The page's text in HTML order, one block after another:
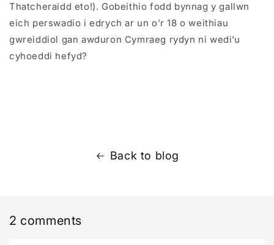
Thatcheraidd eto!). Gobeithio fodd bynnag y gallwn
eich perswadio i edrych ar un o’r 18 o weithiau
gwreiddiol gan awduron Cymraeg rydyn ni wedi’u
cyhoeddi hefyd?
Back to blog
2 comments